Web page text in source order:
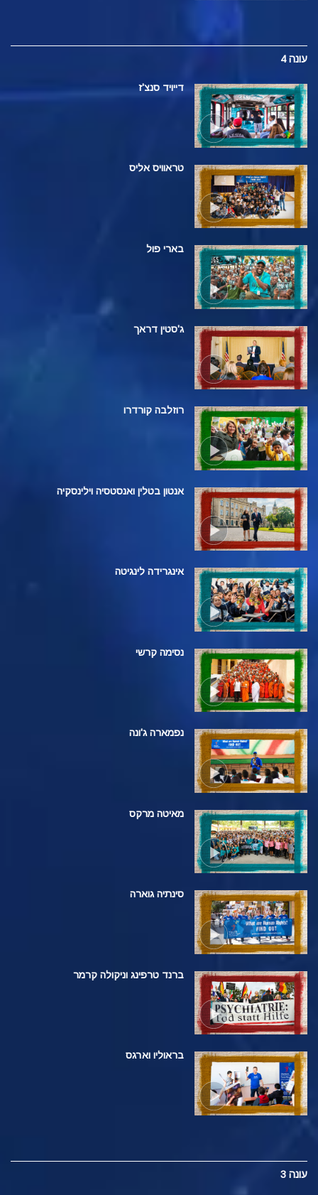
עונה 4
דייויד סנצ'ז
טראוויס אליס
בארי פול
ג'סטין דראך
רוזלבה קורדרו
אנטון בטלין ואנסטסיה וילינסקיה
אינגרידה לינגיטה
נסימה קרשי
נפמארה ג'ונה
מאיטה מרקס
סינתיה גוארה
ברנד טרפינג וניקולה קרמר
בראוליו וארגס
עונה 3